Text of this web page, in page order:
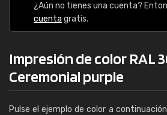
¿Aún no tienes una cuenta?
cuenta gratis.
Impresión de color RAL
Ceremonial purple
Pulse el ejemplo de color a